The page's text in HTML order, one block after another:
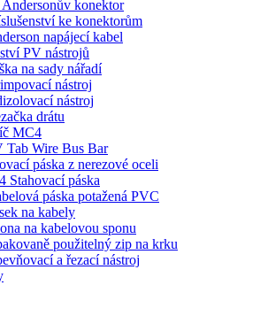
Andersonův konektor
ke konektorům
napájecí kabel
PV nástrojů
na sady nářadí
nástroj
nástroj
drátu
MC4
Tab Wire Bus Bar
páska z nerezové oceli
Stahovací páska
páska potažená PVC
na kabely
na kabelovou sponu
použitelný zip na krku
a řezací nástroj